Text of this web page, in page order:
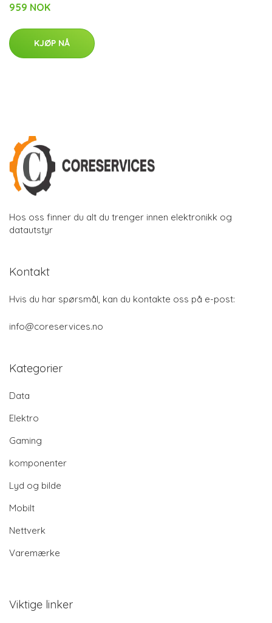
959 NOK
KJØP NÅ
Hos oss finner du alt du trenger innen elektronikk og
datautstyr
Kontakt
Hvis du har spørsmål, kan du kontakte oss på e-post:
info@coreservices.no
Kategorier
Data
Elektro
Gaming
komponenter
Lyd og bilde
Mobilt
Nettverk
Varemærke
Viktige linker